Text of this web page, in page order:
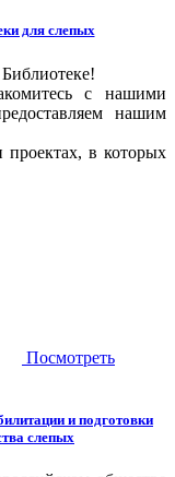
для слепых
с нашими
нашим
в которых
Посмотреть
и подготовки
слепых